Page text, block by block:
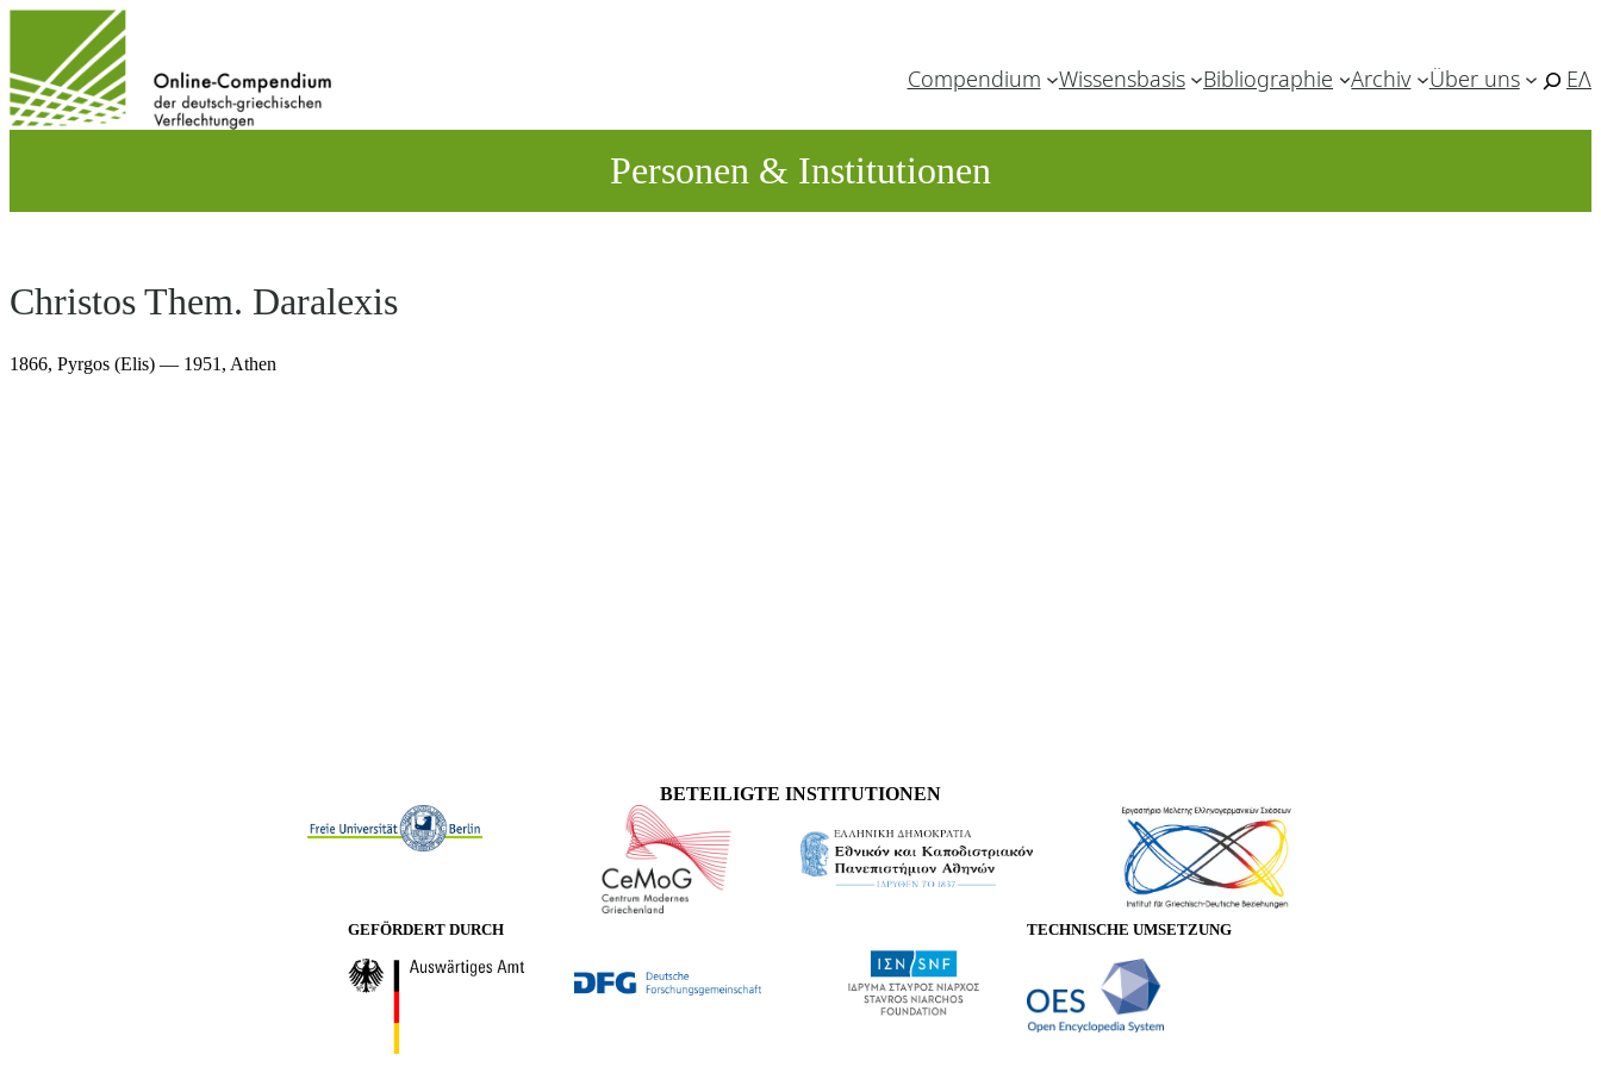
wechseln
Compendium Wissensbasis Bibliographie Archiv Über uns ΕΛ
Personen & Institutionen
Christos Them. Daralexis
1866, Pyrgos (Elis) — 1951, Athen
BETEILIGTE INSTITUTIONEN
GEFÖRDERT DURCH TECHNISCHE UMSETZUNG